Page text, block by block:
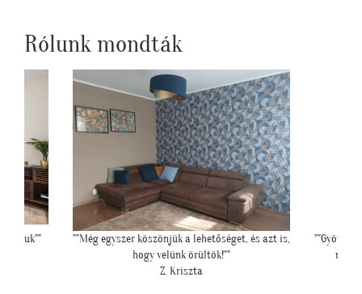
Rólunk mondták
fogjuk""
""Még egyszer köszönjük a lehetőséget, és azt is,
hogy velünk örültök!""
Z. Kriszta